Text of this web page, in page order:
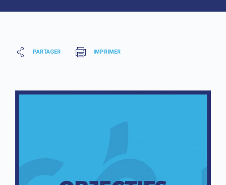
PARTAGER IMPRIMER